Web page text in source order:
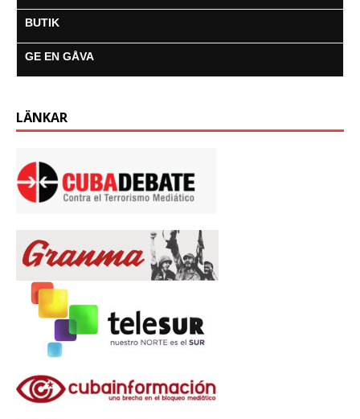
BUTIK
GE EN GÅVA
LÄNKAR